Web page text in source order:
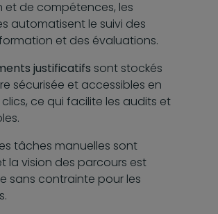
et de compétences, les
automatisent le suivi des
et des évaluations.
justificatifs sont stockés
sécurisée et accessibles en
ce qui facilite les audits et
tâches manuelles sont
la vision des parcours est
sans contrainte pour les